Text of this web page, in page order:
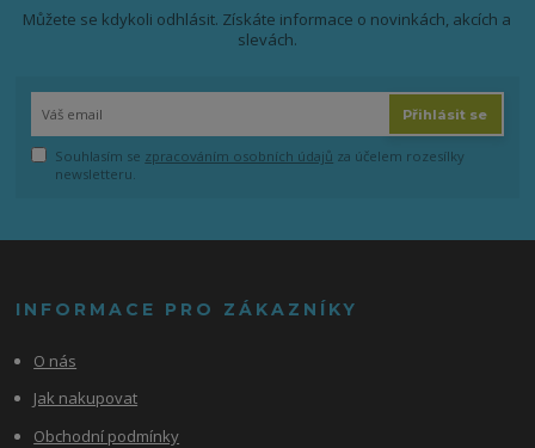
Můžete se kdykoli odhlásit. Získáte informace o novinkách, akcích a
slevách.
Přihlásit se
Souhlasím se zpracováním osobních údajů za účelem rozesílky
newsletteru.
INFORMACE PRO ZÁKAZNÍKY
O nás
Jak nakupovat
Obchodní podmínky